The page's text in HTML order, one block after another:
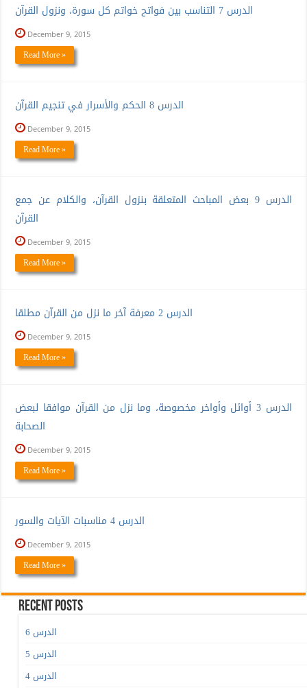
الدرس 7 التناسب بين فواتح خواتم كل سورة، ونزول القرآن
December 9, 2015
Read More »
الدرس 8 الحكم والأسرار في تنجيم القرآن
December 9, 2015
Read More »
الدرس 9 بعض المباحث المتعلقة بنزول القرآن، والكلام عن جمع
القرآن
December 9, 2015
Read More »
الدرس 2 معرفة آخر ما نزل من القرآن مطلقا
December 9, 2015
Read More »
الدرس 3 أوائل وأواخر مخصوصة، وما نزل من القرآن موافقا لبعض
الصحابة
December 9, 2015
Read More »
الدرس 4 مناسبات الآيات والسور
December 9, 2015
Read More »
Recent Posts
الدرس 6
الدرس 5
الدرس 4